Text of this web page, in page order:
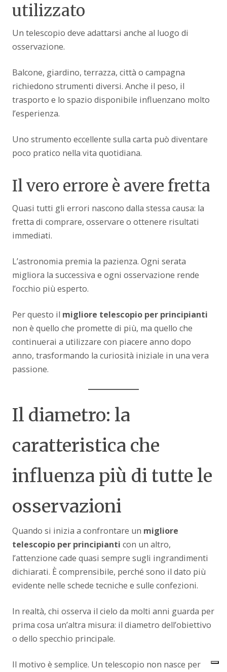
utilizzato
Un telescopio deve adattarsi anche al luogo di
osservazione.
Balcone, giardino, terrazza, città o campagna
richiedono strumenti diversi. Anche il peso, il
trasporto e lo spazio disponibile influenzano molto
l’esperienza.
Uno strumento eccellente sulla carta può diventare
poco pratico nella vita quotidiana.
Il vero errore è avere fretta
Quasi tutti gli errori nascono dalla stessa causa: la
fretta di comprare, osservare o ottenere risultati
immediati.
L’astronomia premia la pazienza. Ogni serata
migliora la successiva e ogni osservazione rende
l’occhio più esperto.
Per questo il migliore telescopio per principianti
non è quello che promette di più, ma quello che
continuerai a utilizzare con piacere anno dopo
anno, trasformando la curiosità iniziale in una vera
passione.
Il diametro: la
caratteristica che
influenza più di tutte le
osservazioni
Quando si inizia a confrontare un migliore
telescopio per principianti con un altro,
l’attenzione cade quasi sempre sugli ingrandimenti
dichiarati. È comprensibile, perché sono il dato più
evidente nelle schede tecniche e sulle confezioni.
In realtà, chi osserva il cielo da molti anni guarda per
prima cosa un’altra misura: il diametro dell’obiettivo
o dello specchio principale.
Il motivo è semplice. Un telescopio non nasce per